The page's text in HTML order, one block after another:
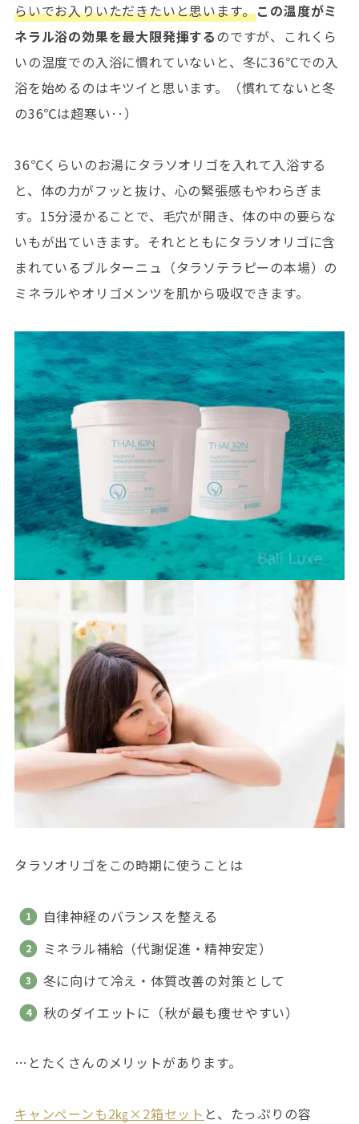
らいでお入りいただきたいと思います。この温度がミ
ネラル浴の効果を最大限発揮する のですが、これくら
いの温度での入浴に慣れていないと、冬に36℃での入
浴を始めるのはキツイと思います。（慣れてないと冬
の36℃は超寒い‥）
36℃くらいのお湯にタラソオリゴを入れて入浴する
と、体の力がフッと抜け、心の緊張感もやわらぎま
す。15分浸かることで、毛穴が開き、体の中の要らな
いもが出ていきます。それとともにタラソオリゴに含
まれているブルターニュ（タラソテラピーの本場）の
ミネラルやオリゴメンツを肌から吸収できます。
タラソオリゴをこの時期に使うことは
自律神経のバランスを整える
ミネラル補給（代謝促進・精神安定）
冬に向けて冷え・体質改善の対策として
秋のダイエットに（秋が最も痩せやすい）
…とたくさんのメリットがあります。
キャンぺーンも2㎏×2箱セット と、たっぷりの容